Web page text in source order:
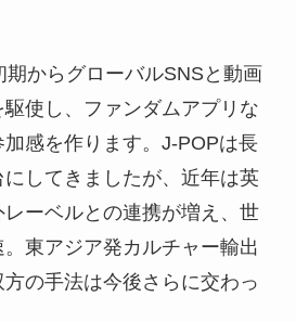
期からグローバルSNSと動画
使し、ファンダムアプリな
感を作ります。J-POPは長
してきましたが、近年は英
ーベルとの連携が増え、世
東アジア発カルチャー輸出
の手法は今後さらに交わっ